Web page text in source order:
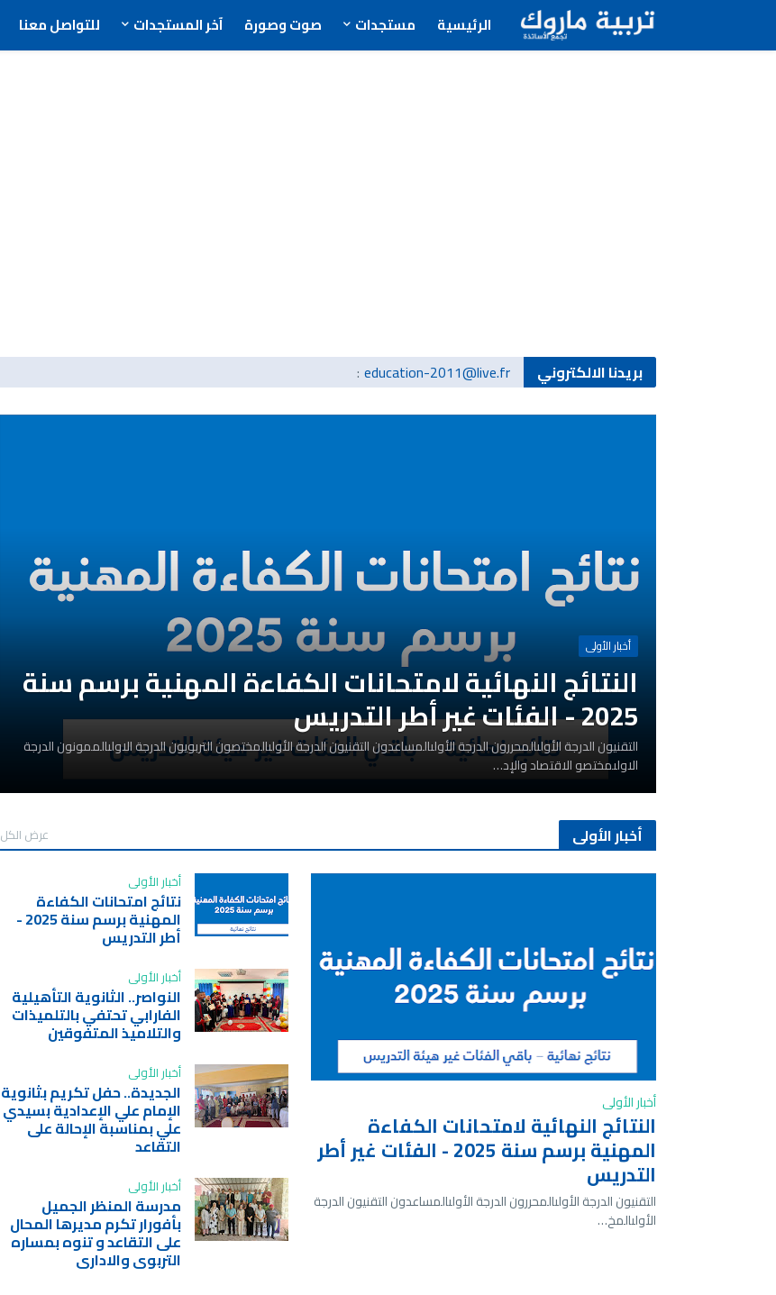
الرئيسية مستجدات صوت وصورة آخر المستجدات للتواصل معنا
بريدنا الالكتروني education-2011@live.fr
:
أخبار الأولى
النتائج النهائية لامتحانات الكفاءة المهنية برسم سنة
2025 - الفئات غير أطر التدريس
التقنيون الدرجة الأولىالمحررون الدرجة الأولىالمساعدون التقنيون الدرجة الأولىالمختصون التربويون الدرجة الاولىالممونون الدرجة
الاولىمختصو الاقتصاد والإد…
أخبار الأولى
عرض الكل
أخبار الأولى
النتائج النهائية لامتحانات الكفاءة
المهنية برسم سنة 2025 - الفئات غير أطر
التدريس
التقنيون الدرجة الأولىالمحررون الدرجة الأولىالمساعدون التقنيون الدرجة
الأولىالمخ…
أخبار الأولى
نتائج امتحانات الكفاءة
المهنية برسم سنة 2025 -
أطر التدريس
أخبار الأولى
النواصر.. الثانوية التأهيلية
الفارابي تحتفي بالتلميذات
والتلاميذ المتفوقين
أخبار الأولى
الجديدة.. حفل تكريم بثانوية
الإمام علي الإعدادية بسيدي
علي بمناسبة الإحالة على
التقاعد
أخبار الأولى
مدرسة المنظر الجميل
بأفورار تكرم مديرها المحال
على التقاعد و تنوه بمساره
التربوي والاداري